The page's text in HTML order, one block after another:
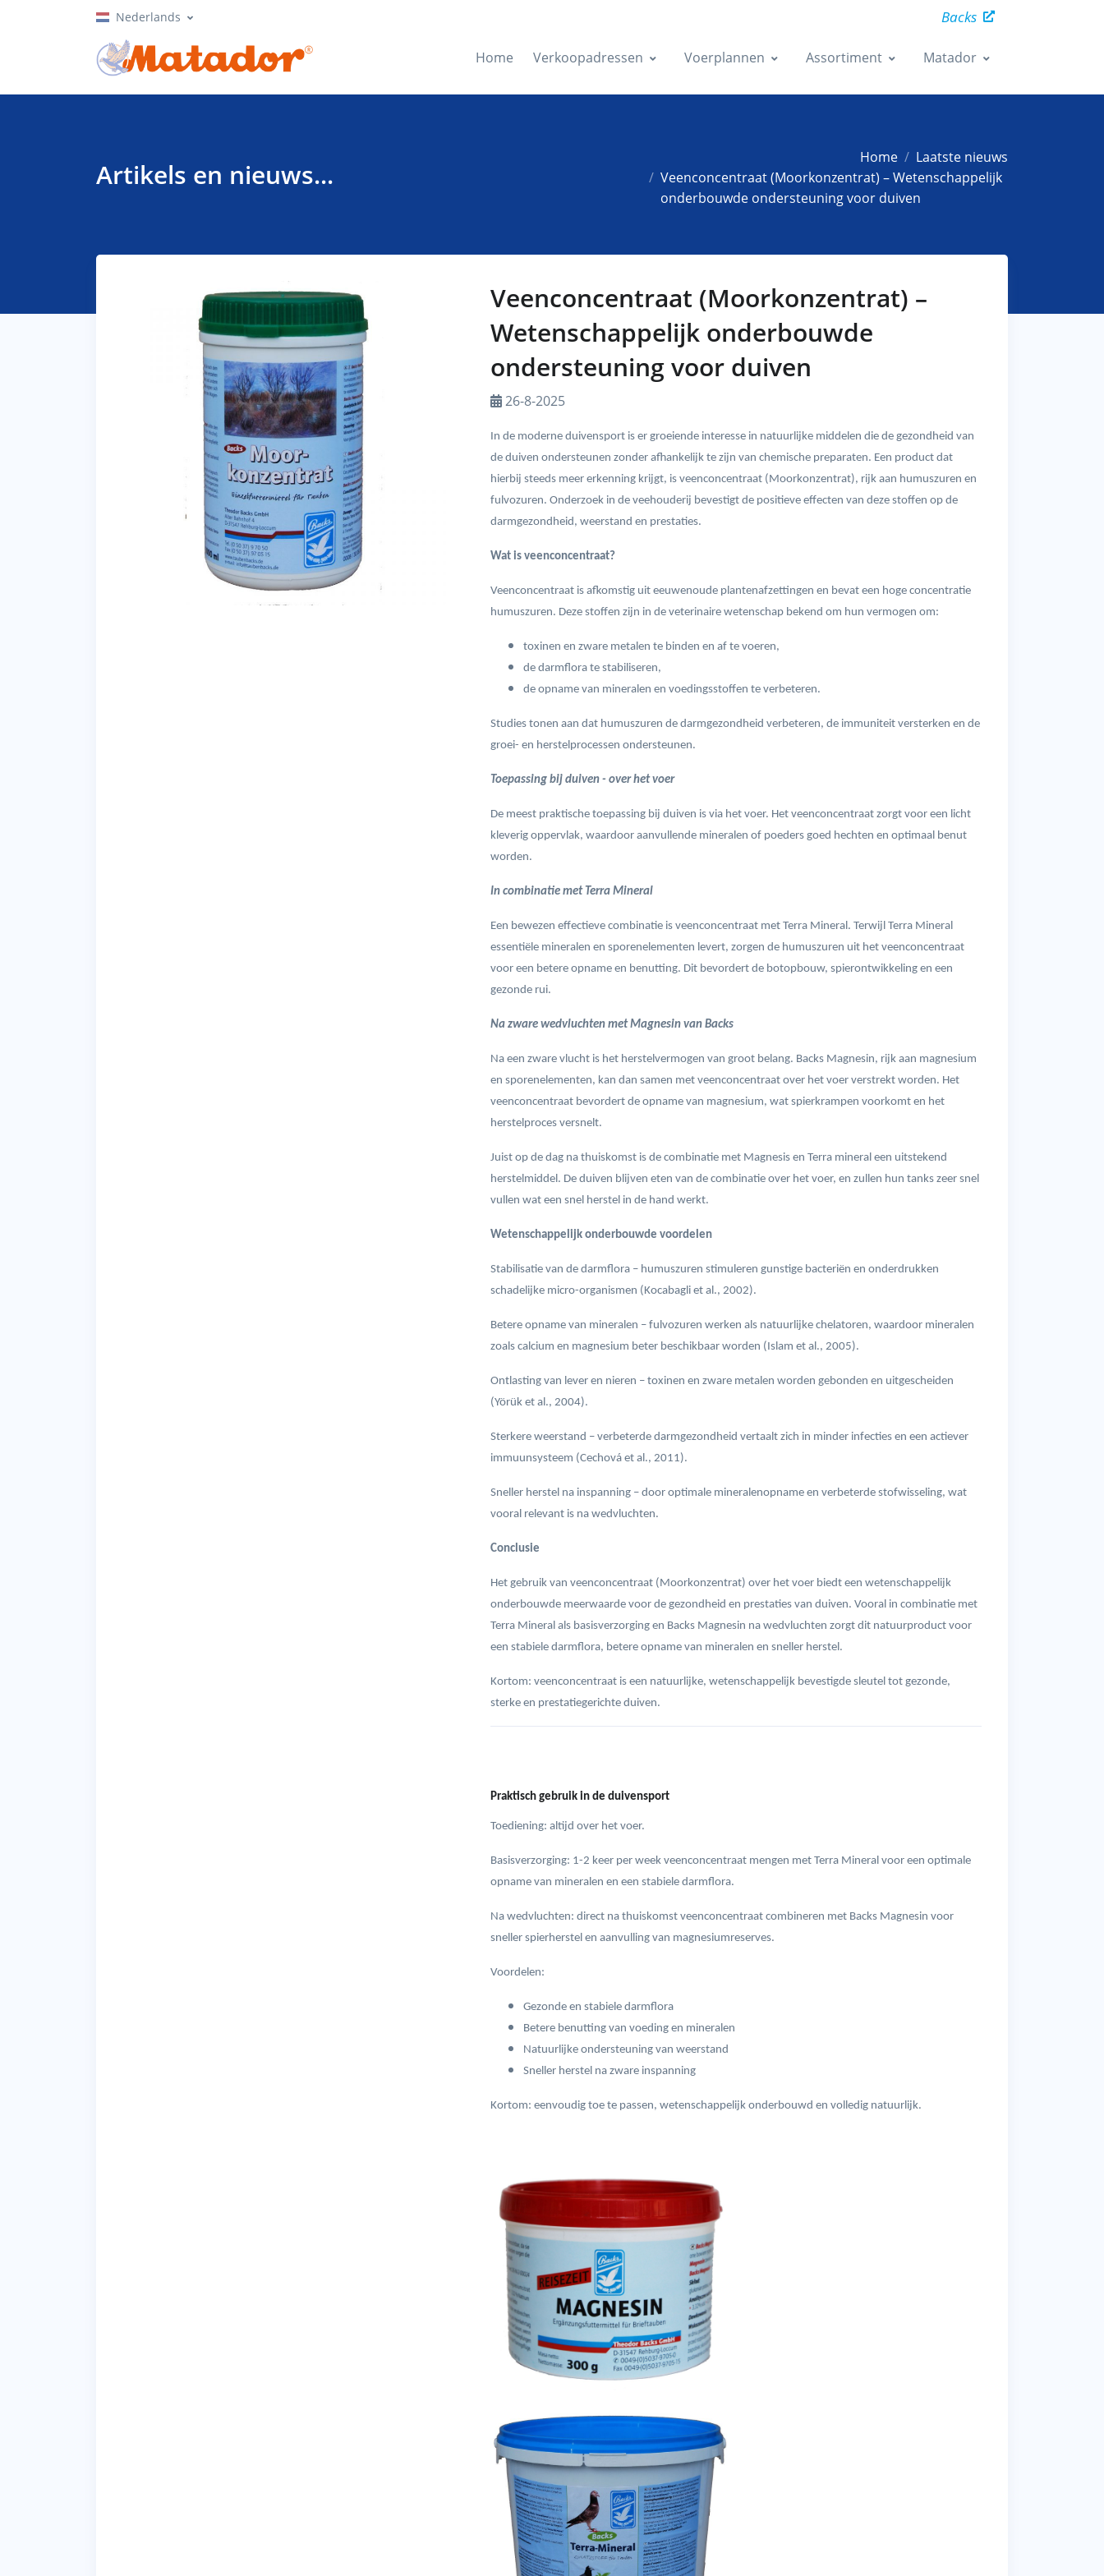
Nederlands Backs
Home Verkoopadressen Voerplannen Assortiment Matador
Artikels en nieuws...
Home
Laatste nieuws
Veenconcentraat (Moorkonzentrat) – Wetenschappelijk
onderbouwde ondersteuning voor duiven
Veenconcentraat (Moorkonzentrat) –
Wetenschappelijk onderbouwde
ondersteuning voor duiven
26-8-2025
In de moderne duivensport is er groeiende interesse in natuurlijke middelen die de gezondheid van
de duiven ondersteunen zonder afhankelijk te zijn van chemische preparaten. Een product dat
hierbij steeds meer erkenning krijgt, is veenconcentraat (Moorkonzentrat), rijk aan humuszuren en
fulvozuren. Onderzoek in de veehouderij bevestigt de positieve effecten van deze stoffen op de
darmgezondheid, weerstand en prestaties.
Wat is veenconcentraat?
Veenconcentraat is afkomstig uit eeuwenoude plantenafzettingen en bevat een hoge concentratie
humuszuren. Deze stoffen zijn in de veterinaire wetenschap bekend om hun vermogen om:
toxinen en zware metalen te binden en af te voeren,
de darmflora te stabiliseren,
de opname van mineralen en voedingsstoffen te verbeteren.
Studies tonen aan dat humuszuren de darmgezondheid verbeteren, de immuniteit versterken en de
groei- en herstelprocessen ondersteunen.
Toepassing bij duiven - over het voer
De meest praktische toepassing bij duiven is via het voer. Het veenconcentraat zorgt voor een licht
kleverig oppervlak, waardoor aanvullende mineralen of poeders goed hechten en optimaal benut
worden.
In combinatie met Terra Mineral
Een bewezen effectieve combinatie is veenconcentraat met Terra Mineral. Terwijl Terra Mineral
essentiële mineralen en sporenelementen levert, zorgen de humuszuren uit het veenconcentraat
voor een betere opname en benutting. Dit bevordert de botopbouw, spierontwikkeling en een
gezonde rui.
Na zware wedvluchten met Magnesin van Backs
Na een zware vlucht is het herstelvermogen van groot belang. Backs Magnesin, rijk aan magnesium
en sporenelementen, kan dan samen met veenconcentraat over het voer verstrekt worden. Het
veenconcentraat bevordert de opname van magnesium, wat spierkrampen voorkomt en het
herstelproces versnelt.
Juist op de dag na thuiskomst is de combinatie met Magnesis en Terra mineral een uitstekend
herstelmiddel. De duiven blijven eten van de combinatie over het voer, en zullen hun tanks zeer snel
vullen wat een snel herstel in de hand werkt.
Wetenschappelijk onderbouwde voordelen
Stabilisatie van de darmflora – humuszuren stimuleren gunstige bacteriën en onderdrukken
schadelijke micro-organismen (Kocabagli et al., 2002).
Betere opname van mineralen – fulvozuren werken als natuurlijke chelatoren, waardoor mineralen
zoals calcium en magnesium beter beschikbaar worden (Islam et al., 2005).
Ontlasting van lever en nieren – toxinen en zware metalen worden gebonden en uitgescheiden
(Yörük et al., 2004).
Sterkere weerstand – verbeterde darmgezondheid vertaalt zich in minder infecties en een actiever
immuunsysteem (Cechová et al., 2011).
Sneller herstel na inspanning – door optimale mineralenopname en verbeterde stofwisseling, wat
vooral relevant is na wedvluchten.
Conclusie
Het gebruik van veenconcentraat (Moorkonzentrat) over het voer biedt een wetenschappelijk
onderbouwde meerwaarde voor de gezondheid en prestaties van duiven. Vooral in combinatie met
Terra Mineral als basisverzorging en Backs Magnesin na wedvluchten zorgt dit natuurproduct voor
een stabiele darmflora, betere opname van mineralen en sneller herstel.
Kortom: veenconcentraat is een natuurlijke, wetenschappelijk bevestigde sleutel tot gezonde,
sterke en prestatiegerichte duiven.
Praktisch gebruik in de duivensport
Toediening: altijd over het voer.
Basisverzorging: 1-2 keer per week veenconcentraat mengen met Terra Mineral voor een optimale
opname van mineralen en een stabiele darmflora.
Na wedvluchten: direct na thuiskomst veenconcentraat combineren met Backs Magnesin voor
sneller spierherstel en aanvulling van magnesiumreserves.
Voordelen:
Gezonde en stabiele darmflora
Betere benutting van voeding en mineralen
Natuurlijke ondersteuning van weerstand
Sneller herstel na zware inspanning
Kortom: eenvoudig toe te passen, wetenschappelijk onderbouwd en volledig natuurlijk.